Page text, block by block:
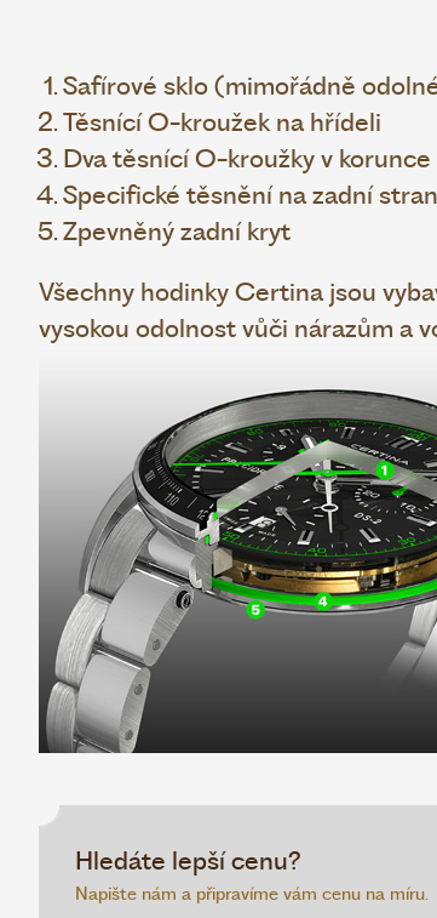
Safírové sklo (mimořádně
Těsnící O-kroužek na hřídeli
Dva těsnící O-kroužky v korunce
Specifické těsnění na zadní
Zpevněný zadní kryt
Všechny hodinky Certina jsou
vysokou odolnost vůči nárazům a
Hledáte lepší cenu?
Napište nám a připravíme vám cenu na míru.